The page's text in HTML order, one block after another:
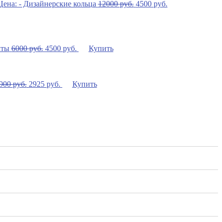
12000руб. 4500 руб.
6000руб. 4500 руб. Купить
руб. 2925 руб. Купить